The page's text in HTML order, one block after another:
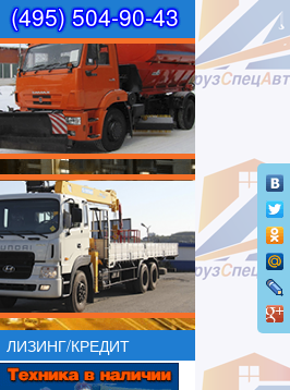
(495) 504-90-43
ЛИЗИНГ/КРЕДИТ